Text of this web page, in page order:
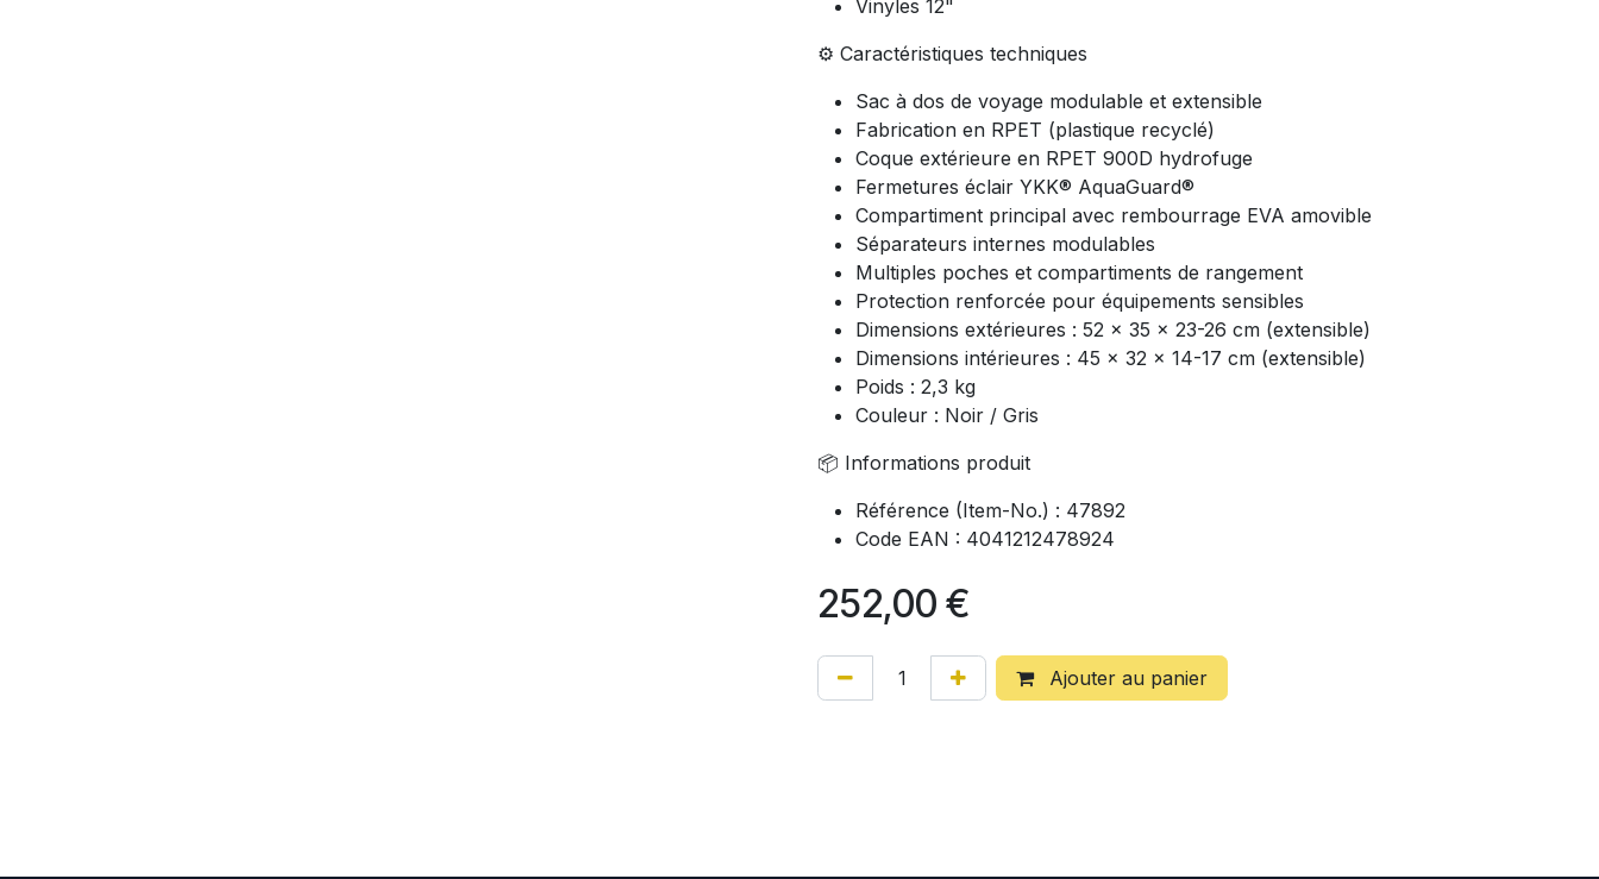
Vinyles 12"
⚙️ Caractéristiques techniques
Sac à dos de voyage modulable et extensible
Fabrication en RPET (plastique recyclé)
Coque extérieure en RPET 900D hydrofuge
Fermetures éclair YKK® AquaGuard®
Compartiment principal avec rembourrage EVA amovible
Séparateurs internes modulables
Multiples poches et compartiments de rangement
Protection renforcée pour équipements sensibles
Dimensions extérieures : 52 x 35 x 23-26 cm (extensible)
Dimensions intérieures : 45 x 32 x 14-17 cm (extensible)
Poids : 2,3 kg
Couleur : Noir / Gris
📦 Informations produit
Référence (Item-No.) : 47892
Code EAN : 4041212478924
252,00 €
Ajouter au panier